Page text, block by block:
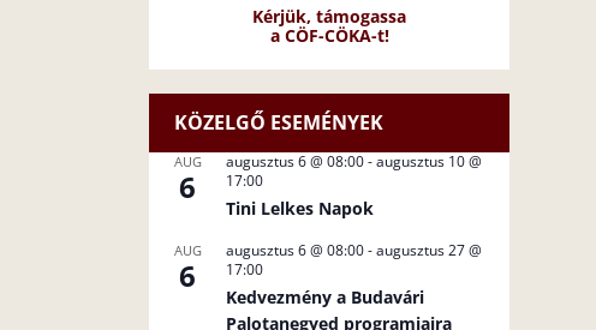
Kérjük, támogassa
a CÖF-CÖKA-t!
KÖZELGŐ ESEMÉNYEK
AUG
6
augusztus 6 @ 08:00-augusztus 10 @
17:00
Tini Lelkes Napok
AUG
6
augusztus 6 @ 08:00-augusztus 27 @
17:00
Kedvezmény a Budavári
Palotanegyed programjaira